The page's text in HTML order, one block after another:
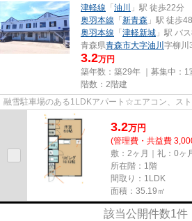
津軽線 「 油川
」駅 徒歩22分
奥羽本線 「 新青森 」駅 徒歩
奥羽本線 「 津軽新城 」駅 バ
青森県青森市大字油川 字柳川
3.2万円
築年数：築29年 ｜募集中： 1
階数：2階建
融雪駐車場のある1LDKアパート☆エアコン、ス
3.2万円
(管理費・共益費
敷：2ヶ月｜礼：0ヶ
所在階：1階
間取り：1LDK
面積：35.19㎡
該当公開件数1件